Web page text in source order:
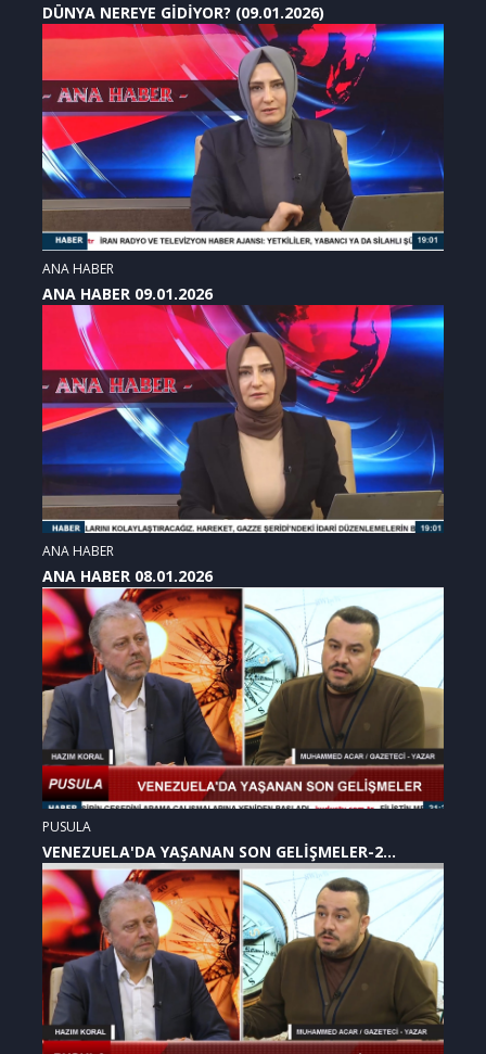
DÜNYA NEREYE GİDİYOR? (09.01.2026)
ANA HABER
ANA HABER 09.01.2026
ANA HABER
ANA HABER 08.01.2026
PUSULA
VENEZUELA'DA YAŞANAN SON GELİŞMELER-2
(07.01.2026)